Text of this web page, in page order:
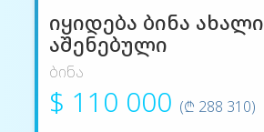
იყიდება ბინა ახალი
აშენებული
ბინა
$ 110 000 (₾ 288 310)